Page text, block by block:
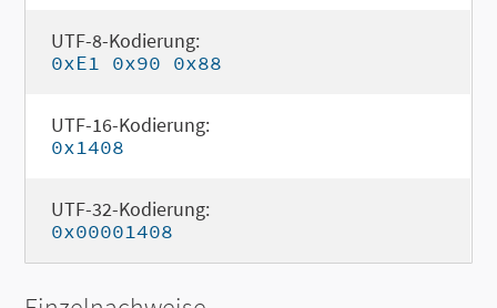
UTF-8-Kodierung:
0xE1 0x90 0x88
UTF-16-Kodierung:
0x1408
UTF-32-Kodierung:
0x00001408